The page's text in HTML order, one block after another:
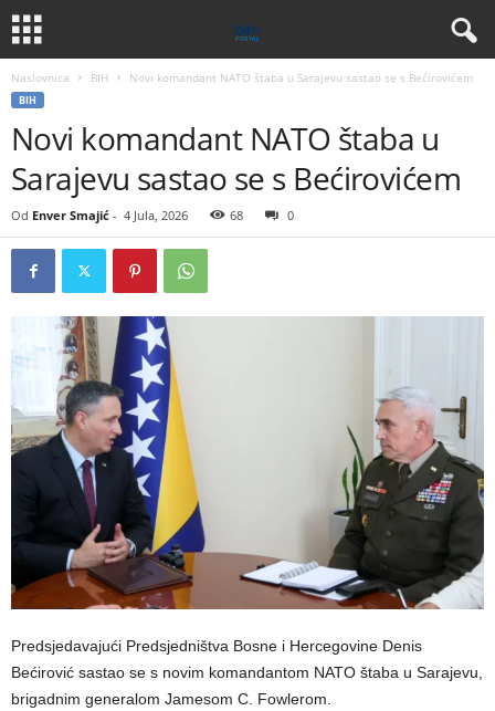
Naslovnica BIH Novi komandant NATO štaba u Sarajevu sastao se s Bećirovićem
BIH
Novi komandant NATO štaba u
Sarajevu sastao se s Bećirovićem
Od Enver Smajić - 4 Jula, 2026 68 0
Predsjedavajući Predsjedništva Bosne i Hercegovine Denis
Bećirović sastao se s novim komandantom NATO štaba u Sarajevu,
brigadnim generalom Jamesom C. Fowlerom.